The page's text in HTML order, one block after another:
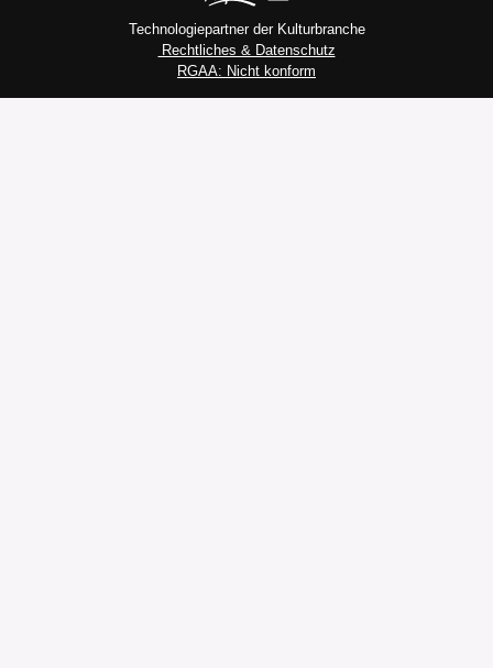
Technologiepartner der Kulturbranche
Rechtliches & Datenschutz
RGAA: Nicht konform